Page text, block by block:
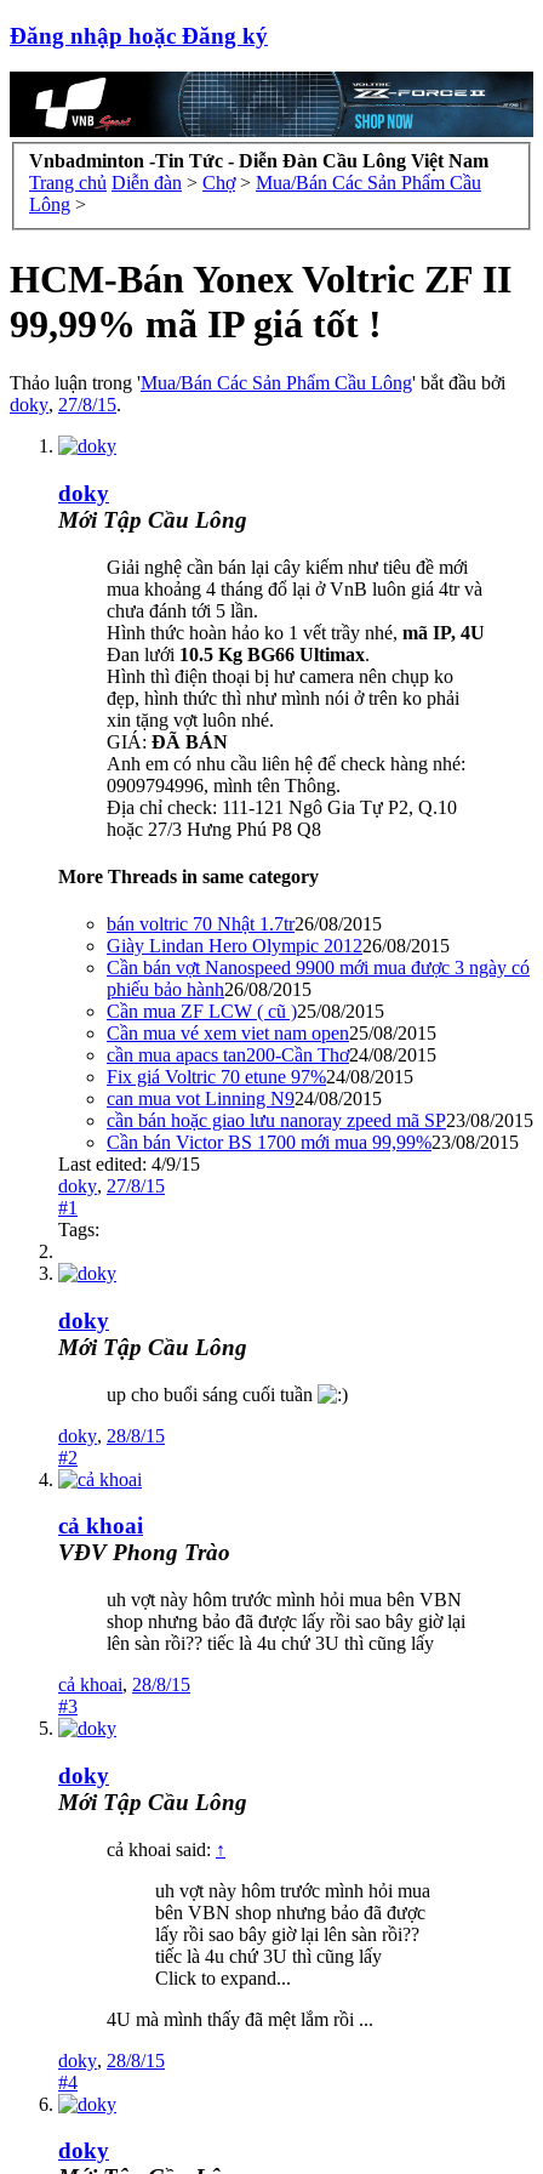
Đăng nhập hoặc Đăng ký
Vnbadminton -Tin Tức - Diễn Đàn Cầu Lông Việt Nam
Trang chủ Diễn đàn > Chợ > Mua/Bán Các Sản Phẩm Cầu
Lông >
HCM-Bán Yonex Voltric ZF II
99,99% mã IP giá tốt !
Thảo luận trong 'Mua/Bán Các Sản Phẩm Cầu Lông' bắt đầu bởi
doky, 27/8/15.
doky
Mới Tập Cầu Lông
Giải nghệ cần bán lại cây kiếm như tiêu đề mới
mua khoảng 4 tháng đổ lại ở VnB luôn giá 4tr và
chưa đánh tới 5 lần.
Hình thức hoàn hảo ko 1 vết trầy nhé, mã IP, 4U
Đan lưới 10.5 Kg BG66 Ultimax.
Hình thì điện thoại bị hư camera nên chụp ko
đẹp, hình thức thì như mình nói ở trên ko phải
xin tặng vợt luôn nhé.
GIÁ: ĐÃ BÁN
Anh em có nhu cầu liên hệ để check hàng nhé:
0909794996, mình tên Thông.
Địa chỉ check: 111-121 Ngô Gia Tự P2, Q.10
hoặc 27/3 Hưng Phú P8 Q8
More Threads in same category
bán voltric 70 Nhật 1.7tr26/08/2015
Giày Lindan Hero Olympic 201226/08/2015
Cần bán vợt Nanospeed 9900 mới mua được 3 ngày có
phiếu bảo hành26/08/2015
Cần mua ZF LCW ( cũ )25/08/2015
Cần mua vé xem viet nam open25/08/2015
cần mua apacs tan200-Cần Thơ24/08/2015
Fix giá Voltric 70 etune 97%24/08/2015
can mua vot Linning N924/08/2015
cần bán hoặc giao lưu nanoray zpeed mã SP23/08/2015
Cần bán Victor BS 1700 mới mua 99,99%23/08/2015
Last edited: 4/9/15
doky, 27/8/15
#1
Tags:
doky
Mới Tập Cầu Lông
up cho buổi sáng cuối tuần
doky, 28/8/15
#2
cả khoai
VĐV Phong Trào
uh vợt này hôm trước mình hỏi mua bên VBN
shop nhưng bảo đã được lấy rồi sao bây giờ lại
lên sàn rồi?? tiếc là 4u chứ 3U thì cũng lấy
cả khoai, 28/8/15
#3
doky
Mới Tập Cầu Lông
cả khoai said: ↑
uh vợt này hôm trước mình hỏi mua
bên VBN shop nhưng bảo đã được
lấy rồi sao bây giờ lại lên sàn rồi??
tiếc là 4u chứ 3U thì cũng lấy
Click to expand...
4U mà mình thấy đã mệt lắm rồi ...
doky, 28/8/15
#4
doky